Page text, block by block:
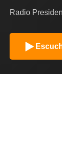
Radio